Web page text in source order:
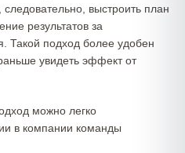
выстроить план
результатов за
Такой подход более удобен
увидеть эффект от
можно легко
в компании команды